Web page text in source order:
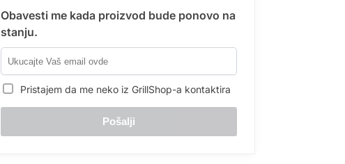
Obavesti me kada proizvod bude ponovo na
stanju.
Pristajem da me neko iz GrillShop-a kontaktira